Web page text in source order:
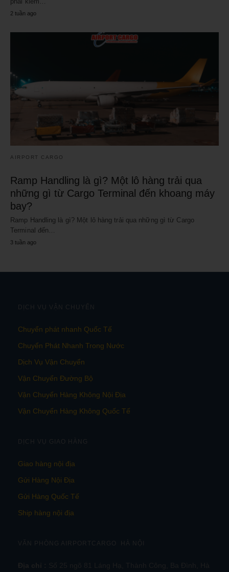
2 tuần ago
AIRPORT CARGO
Ramp Handling là gì? Một lô hàng trải qua
những gì từ Cargo Terminal đến khoang máy
bay?
Ramp Handling là gì? Một lô hàng trải qua những gì từ Cargo
Terminal đến…
3 tuần ago
DỊCH VỤ VẬN CHUYỂN
Chuyển phát nhanh Quốc Tế
Chuyển Phát Nhanh Trong Nước
Dịch Vụ Vận Chuyển
Vận Chuyển Đường Bộ
Vận Chuyển Hàng Không Nội Địa
Vận Chuyển Hàng Không Quốc Tế
DỊCH VỤ GIAO HÀNG
Giao hàng nội địa
Gửi Hàng Nội Địa
Gửi Hàng Quốc Tế
Ship hàng nội địa
VĂN PHÒNG AIRPORTCARGO HÀ NỘI